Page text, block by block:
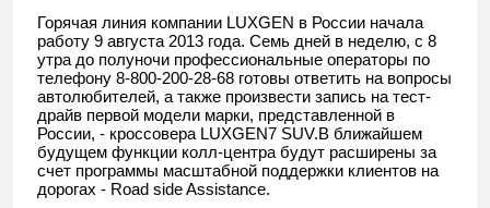
для российских клиентов Luxgen
Горячая линия компании LUXGEN в России начала
работу 9 августа 2013 года. Семь дней в неделю, с 8
утра до полуночи профессиональные операторы по
телефону 8-800-200-28-68 готовы ответить на вопросы
автолюбителей, а также произвести запись на тест-
драйв первой модели марки, представленной в
России, - кроссовера LUXGEN7 SUV.В ближайшем
будущем функции колл-центра будут расширены за
счет программы масштабной поддержки клиентов на
дорогах - Road side Assistance.